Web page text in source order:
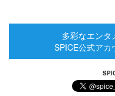
多彩なエンタ
SPICE公式アカ